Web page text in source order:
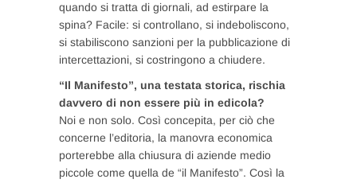
quando si tratta di giornali, ad estirpare la
spina? Facile: si controllano, si indeboliscono,
si stabiliscono sanzioni per la pubblicazione di
intercettazioni, si costringono a chiudere.
“Il Manifesto”, una testata storica, rischia
davvero di non essere più in edicola?
Noi e non solo. Così concepita, per ciò che
concerne l’editoria, la manovra economica
porterebbe alla chiusura di aziende medio
piccole come quella de “il Manifesto”. Così la